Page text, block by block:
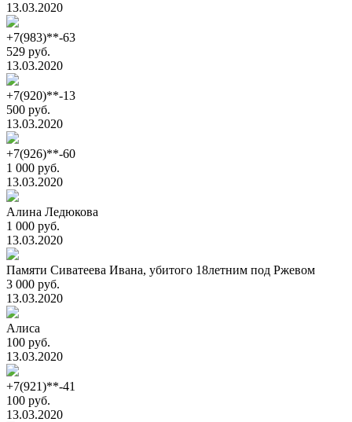
13.03.2020
+7(983)**-63
529 руб.
13.03.2020
+7(920)**-13
500 руб.
13.03.2020
+7(926)**-60
1 000 руб.
13.03.2020
Алина Ледюкова
1 000 руб.
13.03.2020
Памяти Сиватеева Ивана, убитого 18летним под Ржевом
3 000 руб.
13.03.2020
Алиса
100 руб.
13.03.2020
+7(921)**-41
100 руб.
13.03.2020